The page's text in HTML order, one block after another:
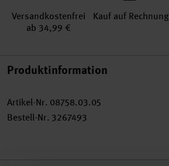
Versand­kosten­frei
ab 34,99 €
Kauf auf Rechnung
Produktinformation
Artikel-Nr. 08758.03.05
Bestell-Nr. 3267493